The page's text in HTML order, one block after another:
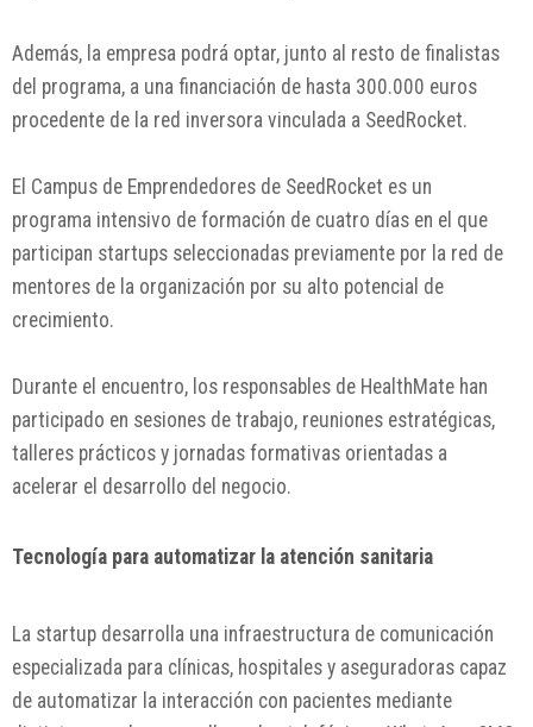
Además, la empresa podrá optar, junto al resto de finalistas
del programa, a una financiación de hasta 300.000 euros
procedente de la red inversora vinculada a SeedRocket.
El Campus de Emprendedores de SeedRocket es un
programa intensivo de formación de cuatro días en el que
participan startups seleccionadas previamente por la red de
mentores de la organización por su alto potencial de
crecimiento.
Durante el encuentro, los responsables de HealthMate han
participado en sesiones de trabajo, reuniones estratégicas,
talleres prácticos y jornadas formativas orientadas a
acelerar el desarrollo del negocio.
Tecnología para automatizar la atención sanitaria
La startup desarrolla una infraestructura de comunicación
especializada para clínicas, hospitales y aseguradoras capaz
de automatizar la interacción con pacientes mediante